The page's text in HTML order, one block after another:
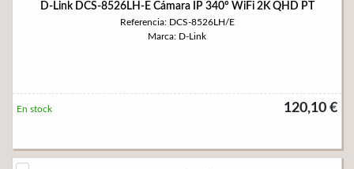
D-Link DCS-8526LH-E Cámara IP 340º WiFi 2K QHD PT
Referencia: DCS-8526LH/E
Marca: D-Link
120,10 €
En stock